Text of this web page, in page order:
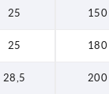
25 150
25 180
28,5 200